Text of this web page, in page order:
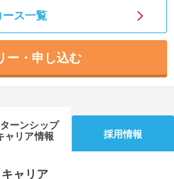
ース一覧
ー・申し込む
ーンシップ
ャリア情報
採用情報
ャリア